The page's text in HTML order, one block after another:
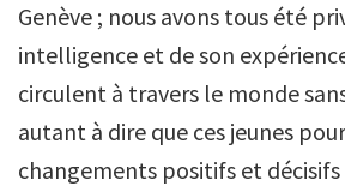
Genève ; nous avons tous été
intelligence et de son
circulent à travers le monde
autant à dire que ces jeunes
changements positifs et